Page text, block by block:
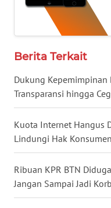
Berita Terkait
Dukung Kepemimpinan
Transparansi hingga
Kuota Internet Hangus
Lindungi Hak Konsumen
Ribuan KPR BTN
Jangan Sampai Jadi
WN
KALTARA
KALSEL
WN
WN
SULSEL
WN
GORONTALO